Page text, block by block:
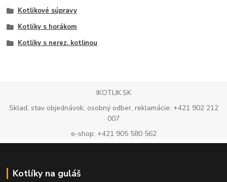
Kotlíkové súpravy
Kotlíky s horákom
Kotlíky s nerez. kotlinou
IKOTLIK.SK
Sklad, stav objednávok, osobný odber, reklamácie: +421 902 212
007
e-shop: +421 905 580 562
Kotlíky na guláš